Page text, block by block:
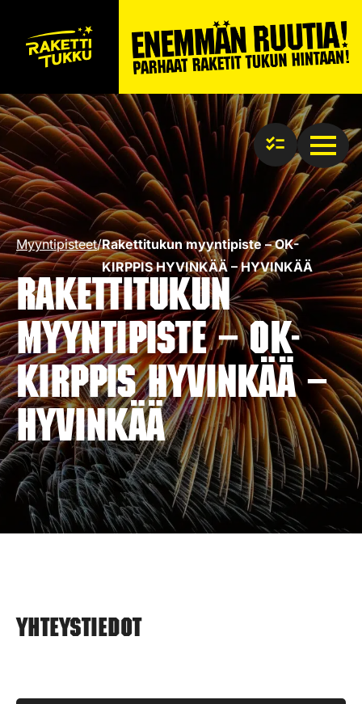
Myyntipisteet/Rakettitukun myyntipiste – OK-
KIRPPIS HYVINKÄÄ – HYVINKÄÄ
Rakettitukun
myyntipiste – OK-
KIRPPIS HYVINKÄÄ –
HYVINKÄÄ
Yhteystiedot